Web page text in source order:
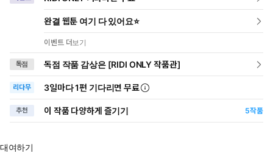
완결 웹툰 여기 다 있어요⭐
이벤트 더보기
독점 독점 작품 감상은 [RIDI ONLY 작품관]
리다무 3일마다1편 기다리면 무료
추천 이 작품 다양하게 즐기기 5작품
대여하기